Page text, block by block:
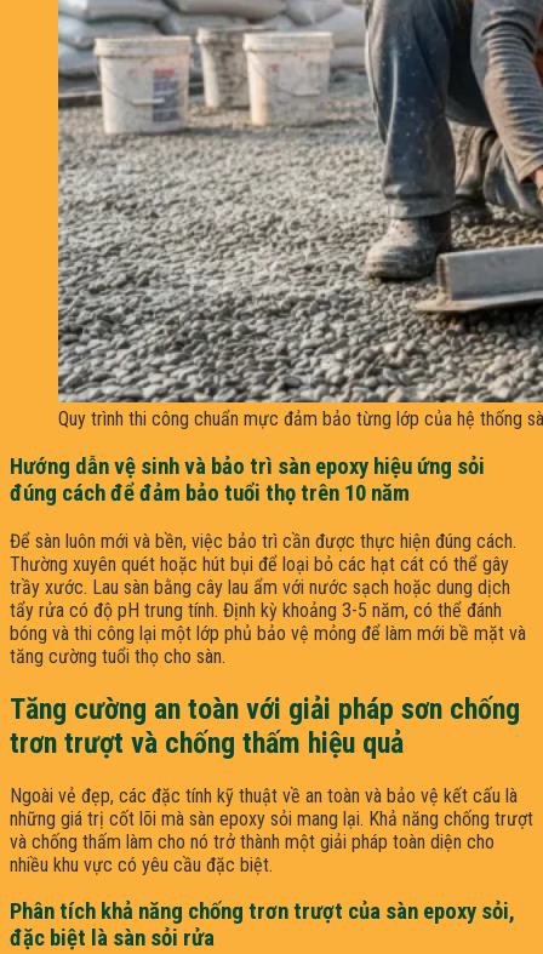
Quy trình thi công chuẩn mực đảm bảo từng lớp của hệ thống
Hướng dẫn vệ sinh và bảo trì sàn epoxy hiệu ứng sỏi
đúng cách để đảm bảo tuổi thọ trên 10 năm
Để sàn luôn mới và bền, việc bảo trì cần được thực hiện đúng cách.
Thường xuyên quét hoặc hút bụi để loại bỏ các hạt cát có thể gây
trầy xước. Lau sàn bằng cây lau ẩm với nước sạch hoặc dung dịch
tẩy rửa có độ pH trung tính. Định kỳ khoảng 3-5 năm, có thể đánh
bóng và thi công lại một lớp phủ bảo vệ mỏng để làm mới bề mặt và
tăng cường tuổi thọ cho sàn.
Tăng cường an toàn với giải pháp sơn chống
trơn trượt và chống thấm hiệu quả
Ngoài vẻ đẹp, các đặc tính kỹ thuật về an toàn và bảo vệ kết cấu là
những giá trị cốt lõi mà sàn epoxy sỏi mang lại. Khả năng chống trượt
và chống thấm làm cho nó trở thành một giải pháp toàn diện cho
nhiều khu vực có yêu cầu đặc biệt.
Phân tích khả năng chống trơn trượt của sàn epoxy sỏi,
đặc biệt là sàn sỏi rửa